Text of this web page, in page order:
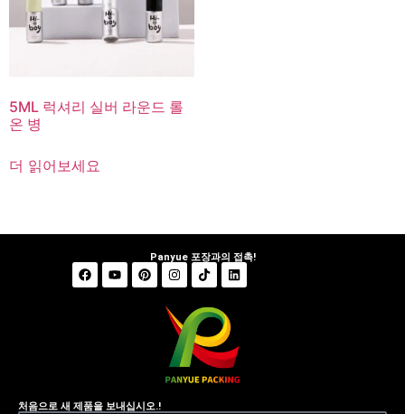
5ML 럭셔리 실버 라운드 롤
온 병
더 읽어보세요
Panyue 포장과의 접촉!
처음으로 새 제품을 보내십시오.!